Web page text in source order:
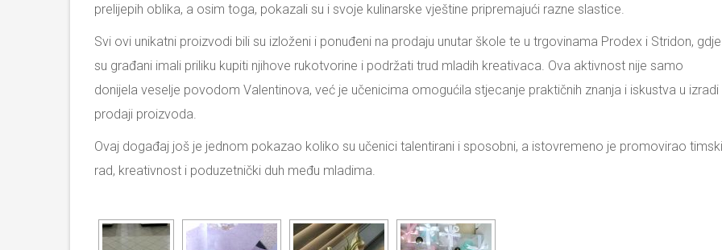
prelijepih oblika, a osim toga, pokazali su i svoje kulinarske vještine pripremajući razne slastice.
Svi ovi unikatni proizvodi bili su izloženi i ponuđeni na prodaju unutar škole te u trgovinama Prodex i Stridon, gdje
su građani imali priliku kupiti njihove rukotvorine i podržati trud mladih kreativaca. Ova aktivnost nije samo
donijela veselje povodom Valentinova, već je učenicima omogućila stjecanje praktičnih znanja i iskustva u izradi
prodaji proizvoda.
Ovaj događaj još je jednom pokazao koliko su učenici talentirani i sposobni, a istovremeno je promovirao timski
rad, kreativnost i poduzetnički duh među mladima.